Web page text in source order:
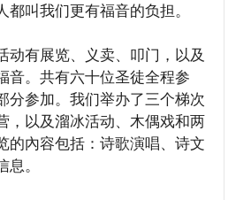
都叫我们更有福音的负担。
有展览、义卖、叩门，以及
音。共有六十位圣徒全程参
分参加。我们举办了三个梯次
，以及溜冰活动、木偶戏和两
的內容包括：诗歌演唱、诗文
。